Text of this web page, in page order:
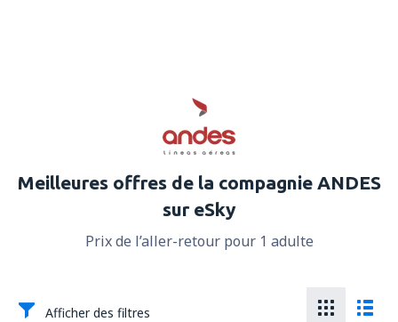
Meilleures offres de la compagnie ANDES
sur eSky
Prix de l’aller-retour pour 1 adulte
Afficher des filtres